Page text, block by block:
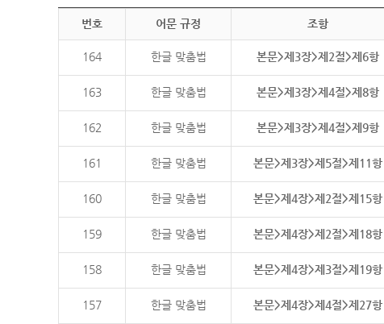
번호 어문 규정 조항
164 한글 맞춤법 본문>제3장>제2절>제6항
163 한글 맞춤법 본문>제3장>제4절>제8항
162 한글 맞춤법 본문>제3장>제4절>제9항
161 한글 맞춤법 본문>제3장>제5절>제11항
160 한글 맞춤법 본문>제4장>제2절>제15항
159 한글 맞춤법 본문>제4장>제2절>제18항
158 한글 맞춤법 본문>제4장>제3절>제19항
157 한글 맞춤법 본문>제4장>제4절>제27항